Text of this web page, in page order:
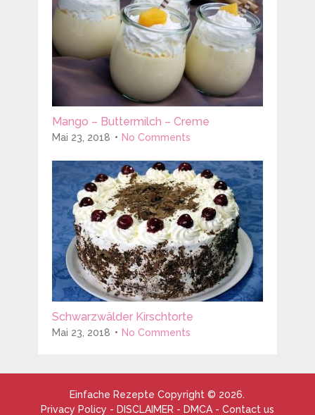
Mango – Buttermilch – Creme
Mai 23, 2018 No Comments
Schwarzwälder Kirschtorte
Mai 23, 2018 No Comments
Einfache Rezepte Copyright © 2026.
Privacy Policy - DISCLAIMER - DMCA- Contact us